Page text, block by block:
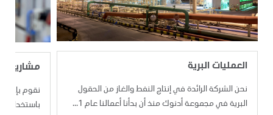
العمليات البرية
نحن الشركة الرائدة في إنتاج النفط والغاز من الحقول
البرية في مجموعة أدنوك منذ أن بدأنا أعمالنا عام 1...
مشاريعنا
نقوم
باستخدام